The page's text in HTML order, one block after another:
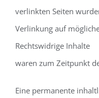
verlinkten Seiten
Verlinkung auf
Rechtswidrige Inhalte
waren zum Zeitpunkt
Eine permanente